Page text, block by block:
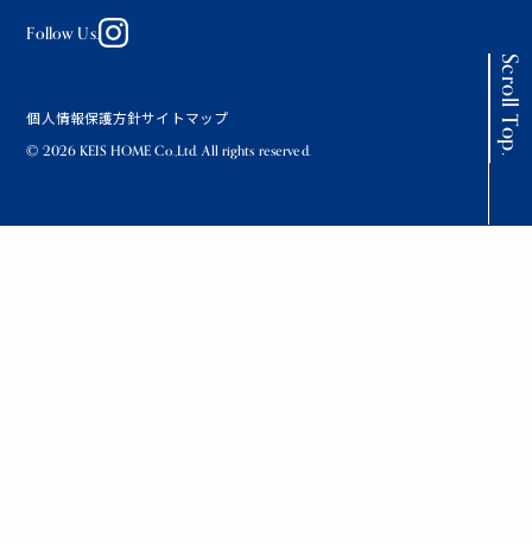
Follow Us.
個人情報保護方針サイトマップ
© 2026 KEIS HOME Co.,Ltd. All rights reserved. Scroll Top.